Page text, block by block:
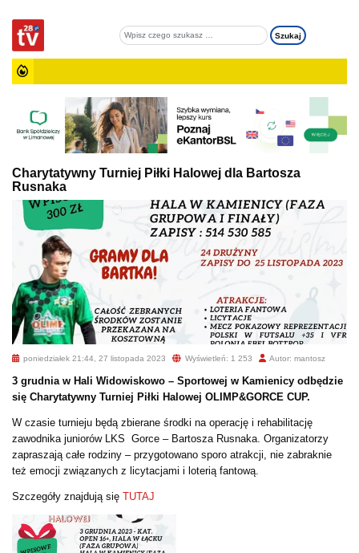
Charytatywny Turniej Piłki Halowej dla Bartosza
Rusnaka
poniedziałek 21:44, 27 listopada 2023 Wyświetleń: 1 253 Autor: mantosz
3 grudnia w Hali Widowiskowo – Sportowej w Kamienicy odbędzie
się Charytatywny Turniej Piłki Halowej OLIMP&GORCE CUP.
W czasie turnieju będą zbierane środki na operację i rehabilitację
zawodnika juniorów LKS Gorce – Bartosza Rusnaka. Organizatorzy
zapraszają całe rodziny – przygotowano sporo atrakcji, nie zabraknie
też emocji związanych z licytacjami i loterią fantową.
Szczegóły znajdują się TUTAJ